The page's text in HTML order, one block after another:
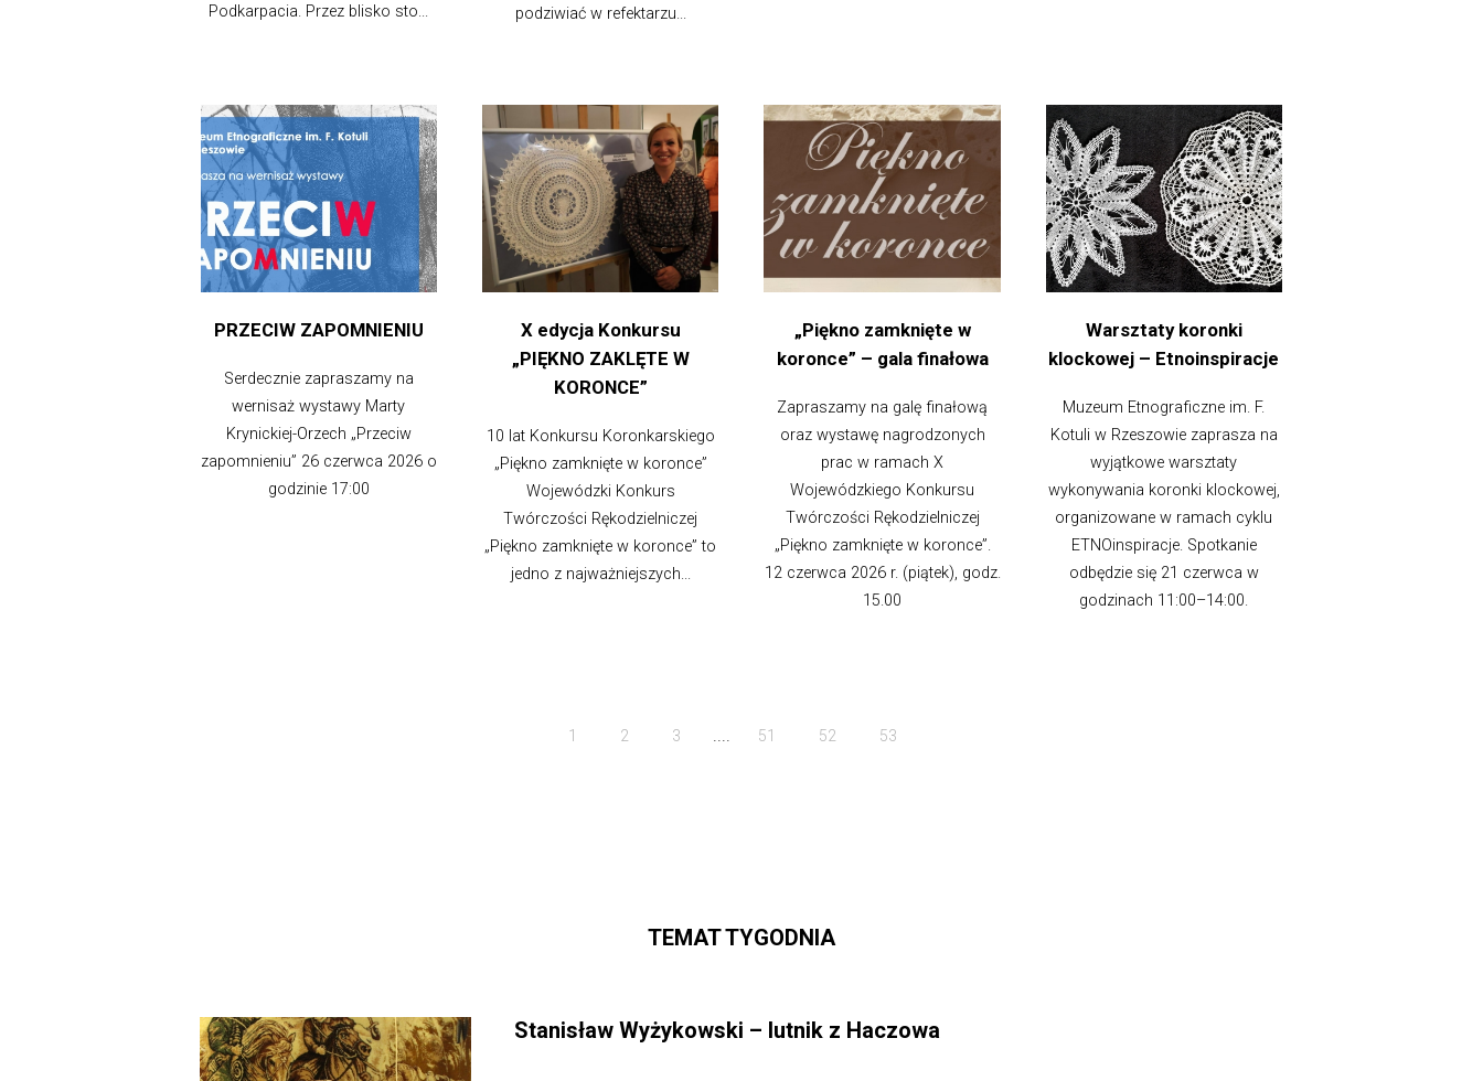
Podkarpacia. Przez blisko sto...
podziwiać w refektarzu...
PRZECIW ZAPOMNIENIU
Serdecznie zapraszamy na
wernisaż wystawy Marty
Krynickiej-Orzech „Przeciw
zapomnieniu” 26 czerwca 2026 o
godzinie 17:00
X edycja Konkursu
„PIĘKNO ZAKLĘTE W
KORONCE”
10 lat Konkursu Koronkarskiego
„Piękno zamknięte w koronce”
Wojewódzki Konkurs
Twórczości Rękodzielniczej
„Piękno zamknięte w koronce” to
jedno z najważniejszych...
„Piękno zamknięte w
koronce” – gala finałowa
Zapraszamy na galę finałową
oraz wystawę nagrodzonych
prac w ramach X
Wojewódzkiego Konkursu
Twórczości Rękodzielniczej
„Piękno zamknięte w koronce”.
12 czerwca 2026 r. (piątek), godz.
15.00
Warsztaty koronki
klockowej – Etnoinspiracje
Muzeum Etnograficzne im. F.
Kotuli w Rzeszowie zaprasza na
wyjątkowe warsztaty
wykonywania koronki klockowej,
organizowane w ramach cyklu
ETNOinspiracje. Spotkanie
odbędzie się 21 czerwca w
godzinach 11:00–14:00.
1 2 3 .... 51 52 53
TEMAT TYGODNIA
Stanisław Wyżykowski – lutnik z Haczowa